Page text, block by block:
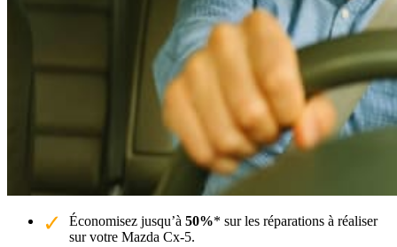
Économisez jusqu’à 50%* sur les réparations à réaliser
sur votre Mazda Cx-5.